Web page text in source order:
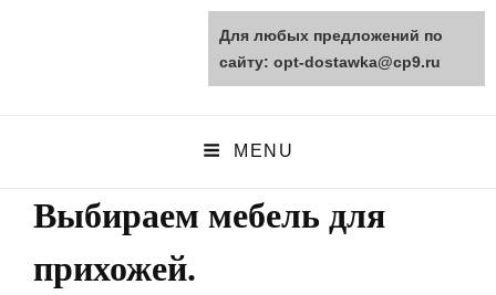
opt-dostawka.ru
MENU
Выбираем мебель для
прихожей.
Для любых предложений по
сайту: opt-dostawka@cp9.ru